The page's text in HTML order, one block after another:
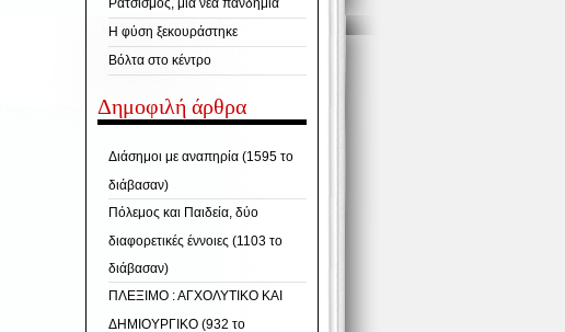
Η φύση ξεκουράστηκε
Βόλτα στο κέντρο
Δημοφιλή άρθρα
Διάσημοι με αναπηρία (1595 το
διάβασαν)
Πόλεμος και Παιδεία, δύο
διαφορετικές έννοιες (1103 το
διάβασαν)
ΠΛΕΞΙΜΟ : ΑΓΧΟΛΥΤΙΚΟ ΚΑΙ
ΔΗΜΙΟΥΡΓΙΚΟ (932 το